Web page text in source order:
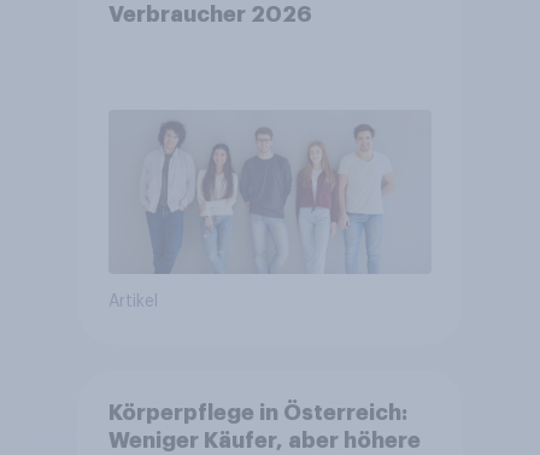
Verbraucher 2026
Artikel
Körperpflege in Österreich:
Weniger Käufer, aber höhere